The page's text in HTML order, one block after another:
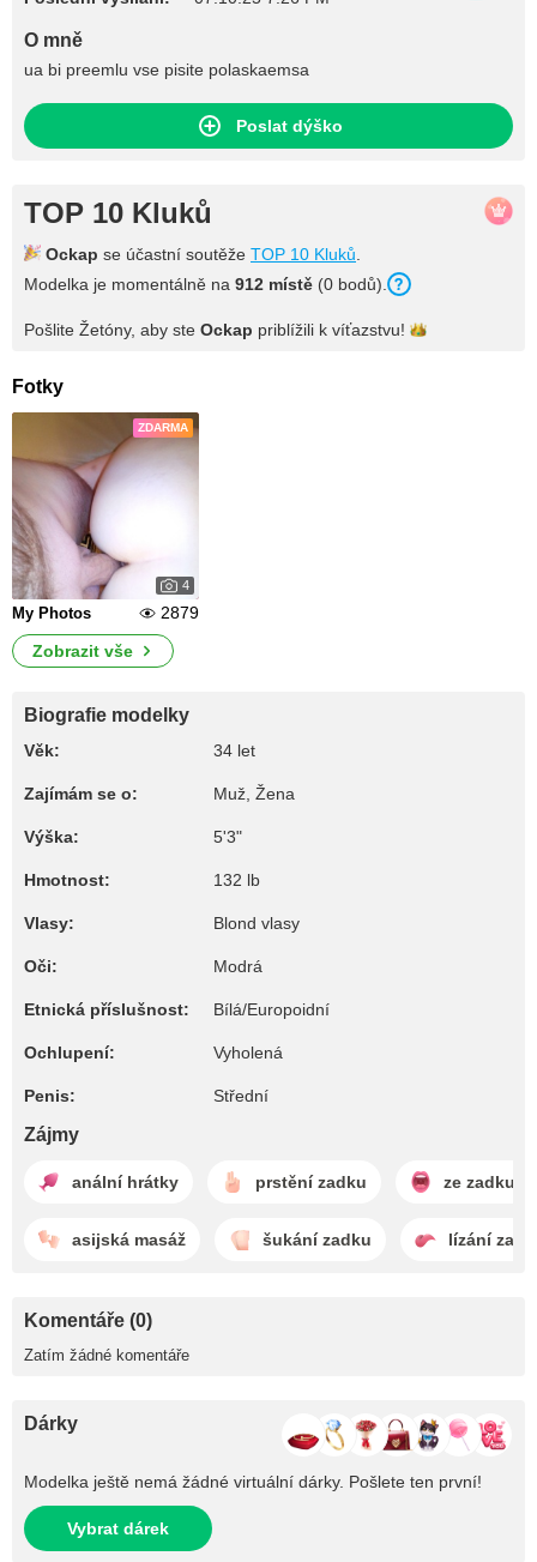
O mně
ua bi preemlu vse pisite polaskaemsa
Poslat dýško
TOP 10 Kluků
Ockap se účastní soutěže TOP 10 Kluků
Modelka je momentálně na 912 místě (0 bodů).
Pošlite Žetóny, aby ste Ockap priblížili k víťazstvu!
Fotky
ZDARMA
4
My Photos
2879
Zobrazit vše
Biografie modelky
Věk: 34 let
Zajímám se o: Muž, Žena
Výška: 5'3"
Hmotnost: 132 lb
Vlasy: Blond vlasy
Oči: Modrá
Etnická příslušnost: Bílá/Europoidní
Ochlupení: Vyholená
Penis: Střední
Zájmy
anální hrátky prstění zadku ze zadku
asijská masáž šukání zadku lízání
Komentáře (0)
Zatím žádné komentáře
Dárky
Modelka ještě nemá žádné virtuální dárky. Pošlete ten první!
Vybrat dárek